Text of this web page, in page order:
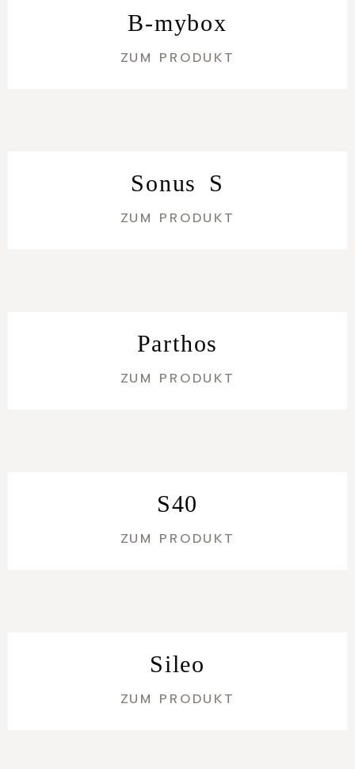
B-mybox
ZUM PRODUKT
Sonus S
ZUM PRODUKT
Parthos
ZUM PRODUKT
S40
ZUM PRODUKT
Sileo
ZUM PRODUKT